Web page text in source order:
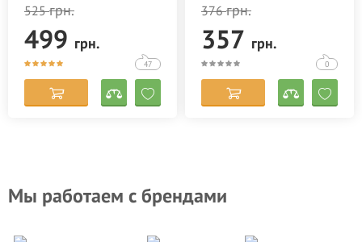
525грн.
499 грн.
47
376грн.
357 грн.
0
Мы работаем с брендами